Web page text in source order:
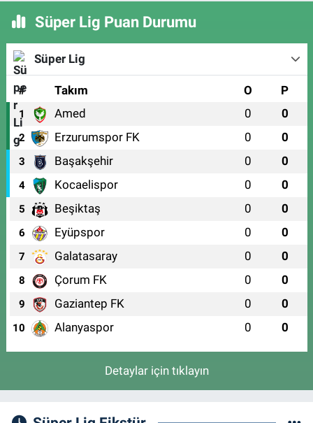
Süper Lig Puan Durumu
Süper Lig
# Takım O P
1 Amed 0 0
2 Erzurumspor FK 0 0
3 Başakşehir 0 0
4 Kocaelispor 0 0
5 Beşiktaş 0 0
6 Eyüpspor 0 0
7 Galatasaray 0 0
8 Çorum FK 0 0
9 Gaziantep FK 0 0
10 Alanyaspor 0 0
Detaylar için tıklayın